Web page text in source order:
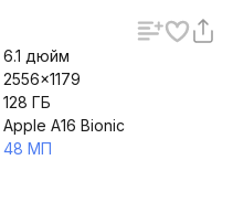
6.1 дюйм
2556x1179
128 ГБ
Apple A16 Bionic
48 МП